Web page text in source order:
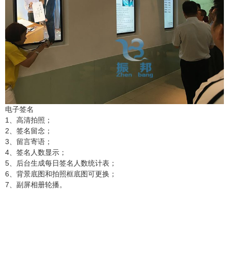
电子签名
1、高清拍照；
2、签名留念；
3、留言寄语；
4、签名人数显示；
5、后台生成每日签名人数统计表；
6、背景底图和拍照框底图可更换；
7、副屏相册轮播。